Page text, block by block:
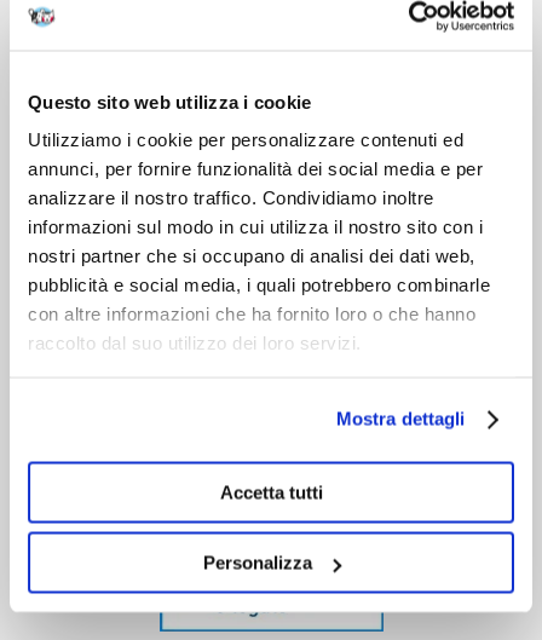
Questo sito web utilizza i cookie
Utilizziamo i cookie per personalizzare contenuti ed
annunci, per fornire funzionalità dei social media e per
analizzare il nostro traffico. Condividiamo inoltre
informazioni sul modo in cui utilizza il nostro sito con i
nostri partner che si occupano di analisi dei dati web,
pubblicità e social media, i quali potrebbero combinarle
con altre informazioni che ha fornito loro o che hanno
raccolto dal suo utilizzo dei loro servizi.
Mostra dettagli
Accetta tutti
Personalizza
DOPO L'ACQUISTO
VIENI A CONOSCERCI